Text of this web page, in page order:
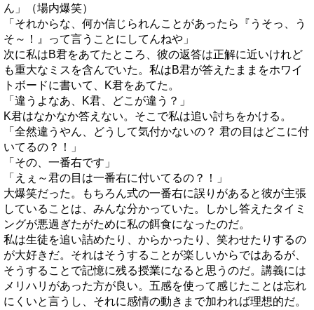
ん」（場内爆笑）
「それからな、何か信じられんことがあったら『うそっ、う
そ～！』って言うことにしてんねや」
次に私はB君をあてたところ、彼の返答は正解に近いけれど
も重大なミスを含んでいた。私はB君が答えたままをホワイ
トボードに書いて、K君をあてた。
「違うよなあ、K君、どこが違う？」
K君はなかなか答えない。そこで私は追い討ちをかける。
「全然違うやん、どうして気付かないの？ 君の目はどこに付
いてるの？！」
「その、一番右です」
「えぇ～君の目は一番右に付いてるの？！」
大爆笑だった。もちろん式の一番右に誤りがあると彼が主張
していることは、みんな分かっていた。しかし答えたタイミ
ングが悪過ぎたがために私の餌食になったのだ。
私は生徒を追い詰めたり、からかったり、笑わせたりするの
が大好きだ。それはそうすることが楽しいからではあるが、
そうすることで記憶に残る授業になると思うのだ。講義には
メリハリがあった方が良い。五感を使って感じたことは忘れ
にくいと言うし、それに感情の動きまで加われば理想的だ。